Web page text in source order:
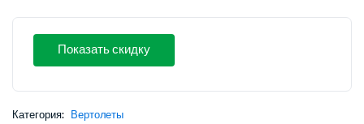
Показать скидку
Категория: Вертолеты